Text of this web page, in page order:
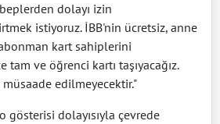
dolayı izin
istiyoruz. İBB'nin ücretsiz, anne
kart sahiplerini
tam ve öğrenci kartı taşıyacağız.
edilmeyecektir."
gösterisi dolayısıyla çevrede